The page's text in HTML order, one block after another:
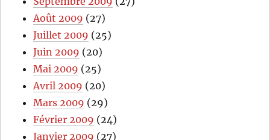
Août 2009 (27)
Juillet 2009 (25)
Juin 2009 (20)
Mai 2009 (25)
Avril 2009 (20)
Mars 2009 (29)
Février 2009 (24)
Janvier 2009 (27)